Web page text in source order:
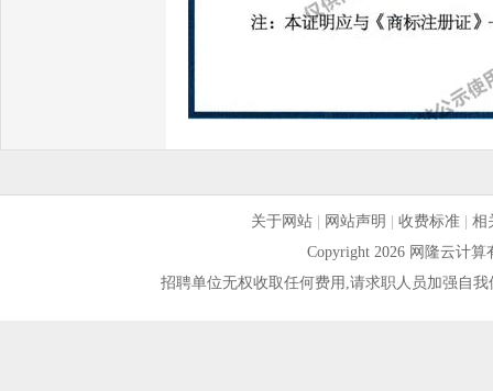
关于网站| 网站声明 收费标准| 相
Copyright 2026 网隆云计
招聘单位无权收取任何费用,请求职人员加强自